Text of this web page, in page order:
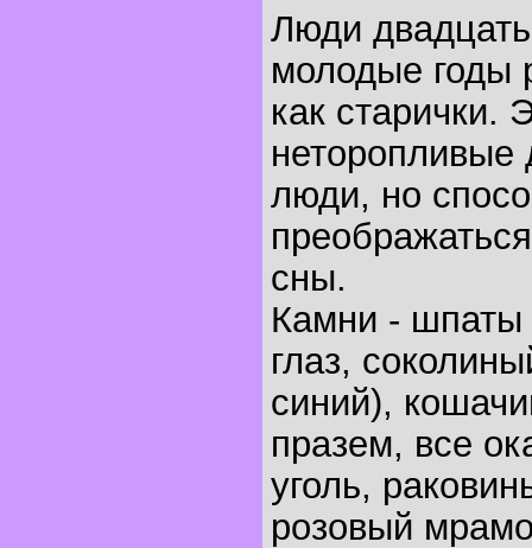
Люди
молодые годы
как старички.
неторопливые
люди, но
сны.
Камни - шпаты
глаз,
синий),
празем, все
уголь,
розовый